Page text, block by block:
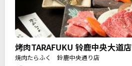
烤肉TARAFUKU 铃鹿中央大道店
焼肉たらふく 鈴鹿中央通り店